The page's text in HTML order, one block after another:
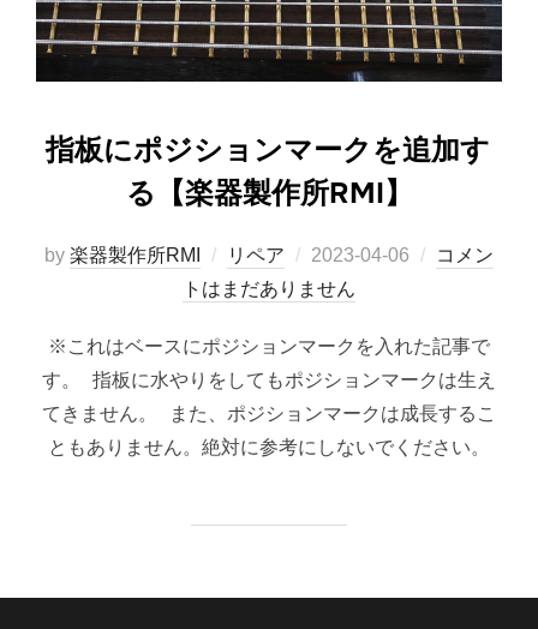
指板にポジションマークを追加す
る【楽器製作所RMI】
by 楽器製作所RMI リペア
投
稿
2023-04-06
コメン
トはまだありません
※これはベースにポジションマークを入れた記事で
す。 指板に水やりをしてもポジションマークは生え
てきません。 また、ポジションマークは成長するこ
ともありません。絶対に参考にしないでください。